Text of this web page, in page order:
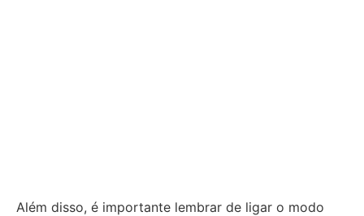
Além disso, é importante lembrar de ligar o modo